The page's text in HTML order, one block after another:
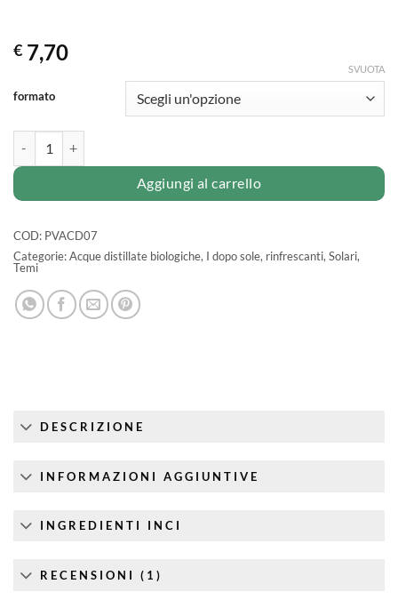
€ 7,70
formato
SVUOTA
Aggiungi al carrello
COD: PVACD07
Categorie:Acque distillate biologiche, I dopo sole, rinfrescanti,Solari,
Temi
DESCRIZIONE
INFORMAZIONI AGGIUNTIVE
INGREDIENTI INCI
RECENSIONI (1)